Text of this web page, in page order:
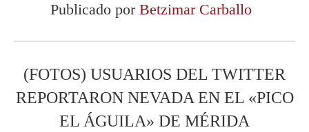
Publicado por Betzimar Carballo
(FOTOS) USUARIOS DEL TWITTER
REPORTARON NEVADA EN EL «PICO
EL ÁGUILA» DE MÉRIDA